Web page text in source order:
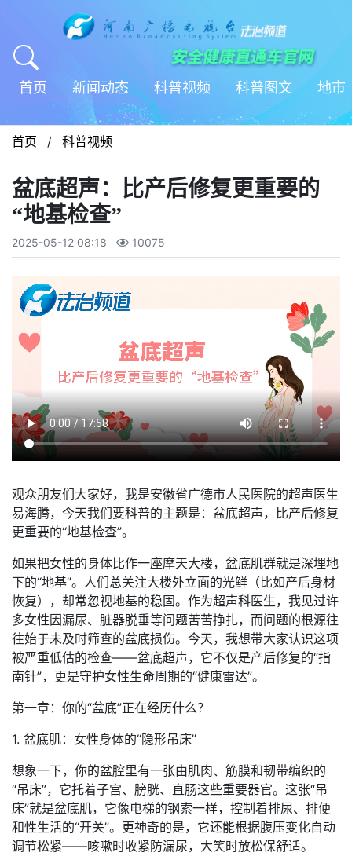
首页 新闻动态 科普视频 科普图文 地市
首页 / 科普视频
盆底超声：比产后修复更重要的
“地基检查”
2025-05-12 08:18 10075
观众朋友们大家好，我是安徽省广德市人民医院的超声医生
易海腾，今天我们要科普的主题是：盆底超声，比产后修复
更重要的“地基检查”。
如果把女性的身体比作一座摩天大楼，盆底肌群就是深埋地
下的“地基”。人们总关注大楼外立面的光鲜（比如产后身材
恢复），却常忽视地基的稳固。作为超声科医生，我见过许
多女性因漏尿、脏器脱垂等问题苦苦挣扎，而问题的根源往
往始于未及时筛查的盆底损伤。今天，我想带大家认识这项
被严重低估的检查——盆底超声，它不仅是产后修复的“指
南针”，更是守护女性生命周期的“健康雷达”。
第一章：你的“盆底”正在经历什么？
1. 盆底肌：女性身体的“隐形吊床”
想象一下，你的盆腔里有一张由肌肉、筋膜和韧带编织的
“吊床”，它托着子宫、膀胱、直肠这些重要器官。这张“吊
床”就是盆底肌，它像电梯的钢索一样，控制着排尿、排便
和性生活的“开关”。更神奇的是，它还能根据腹压变化自动
调节松紧——咳嗽时收紧防漏尿，大笑时放松保舒适。